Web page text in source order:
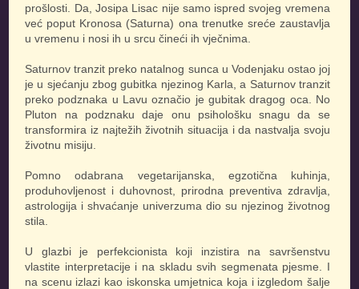
prošlosti. Da, Josipa Lisac nije samo ispred svojeg vremena
već poput Kronosa (Saturna) ona trenutke sreće zaustavlja
u vremenu i nosi ih u srcu čineći ih vječnima.
Saturnov tranzit preko natalnog sunca u Vodenjaku ostao joj
je u sjećanju zbog gubitka njezinog Karla, a Saturnov tranzit
preko podznaka u Lavu označio je gubitak dragog oca. No
Pluton na podznaku daje onu psihološku snagu da se
transformira iz najtežih životnih situacija i da nastvalja svoju
životnu misiju.
Pomno odabrana vegetarijanska, egzotična kuhinja,
produhovljenost i duhovnost, prirodna preventiva zdravlja,
astrologija i shvaćanje univerzuma dio su njezinog životnog
stila.
U glazbi je perfekcionista koji inzistira na savršenstvu
vlastite interpretacije i na skladu svih segmenata pjesme. I
na scenu izlazi kao iskonska umjetnica koja i izgledom šalje